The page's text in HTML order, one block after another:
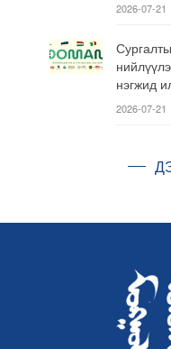
2026-07-21
нэгжид
2026-07-21